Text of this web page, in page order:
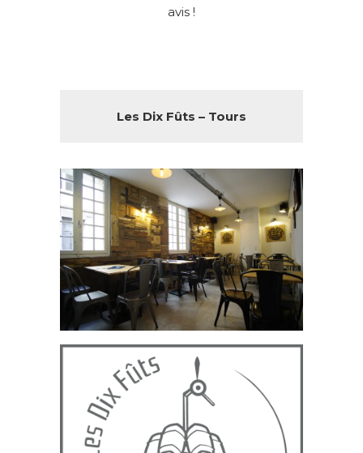
avis !
Les Dix Fûts – Tours